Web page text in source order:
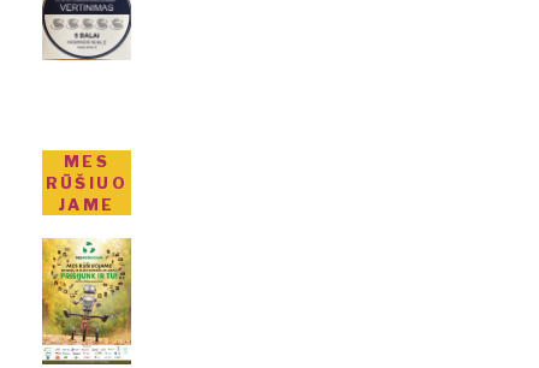
MES
RŪŠIUO
JAME